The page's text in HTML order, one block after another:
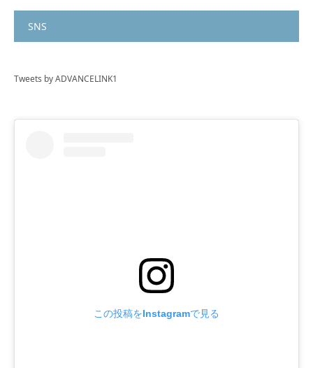
SNS
Tweets by ADVANCELINK1
この投稿をInstagramで見る